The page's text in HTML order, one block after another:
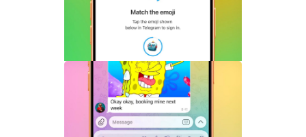
Telegram机器人流式响应功能详解：AI回
复实时生成体验升级